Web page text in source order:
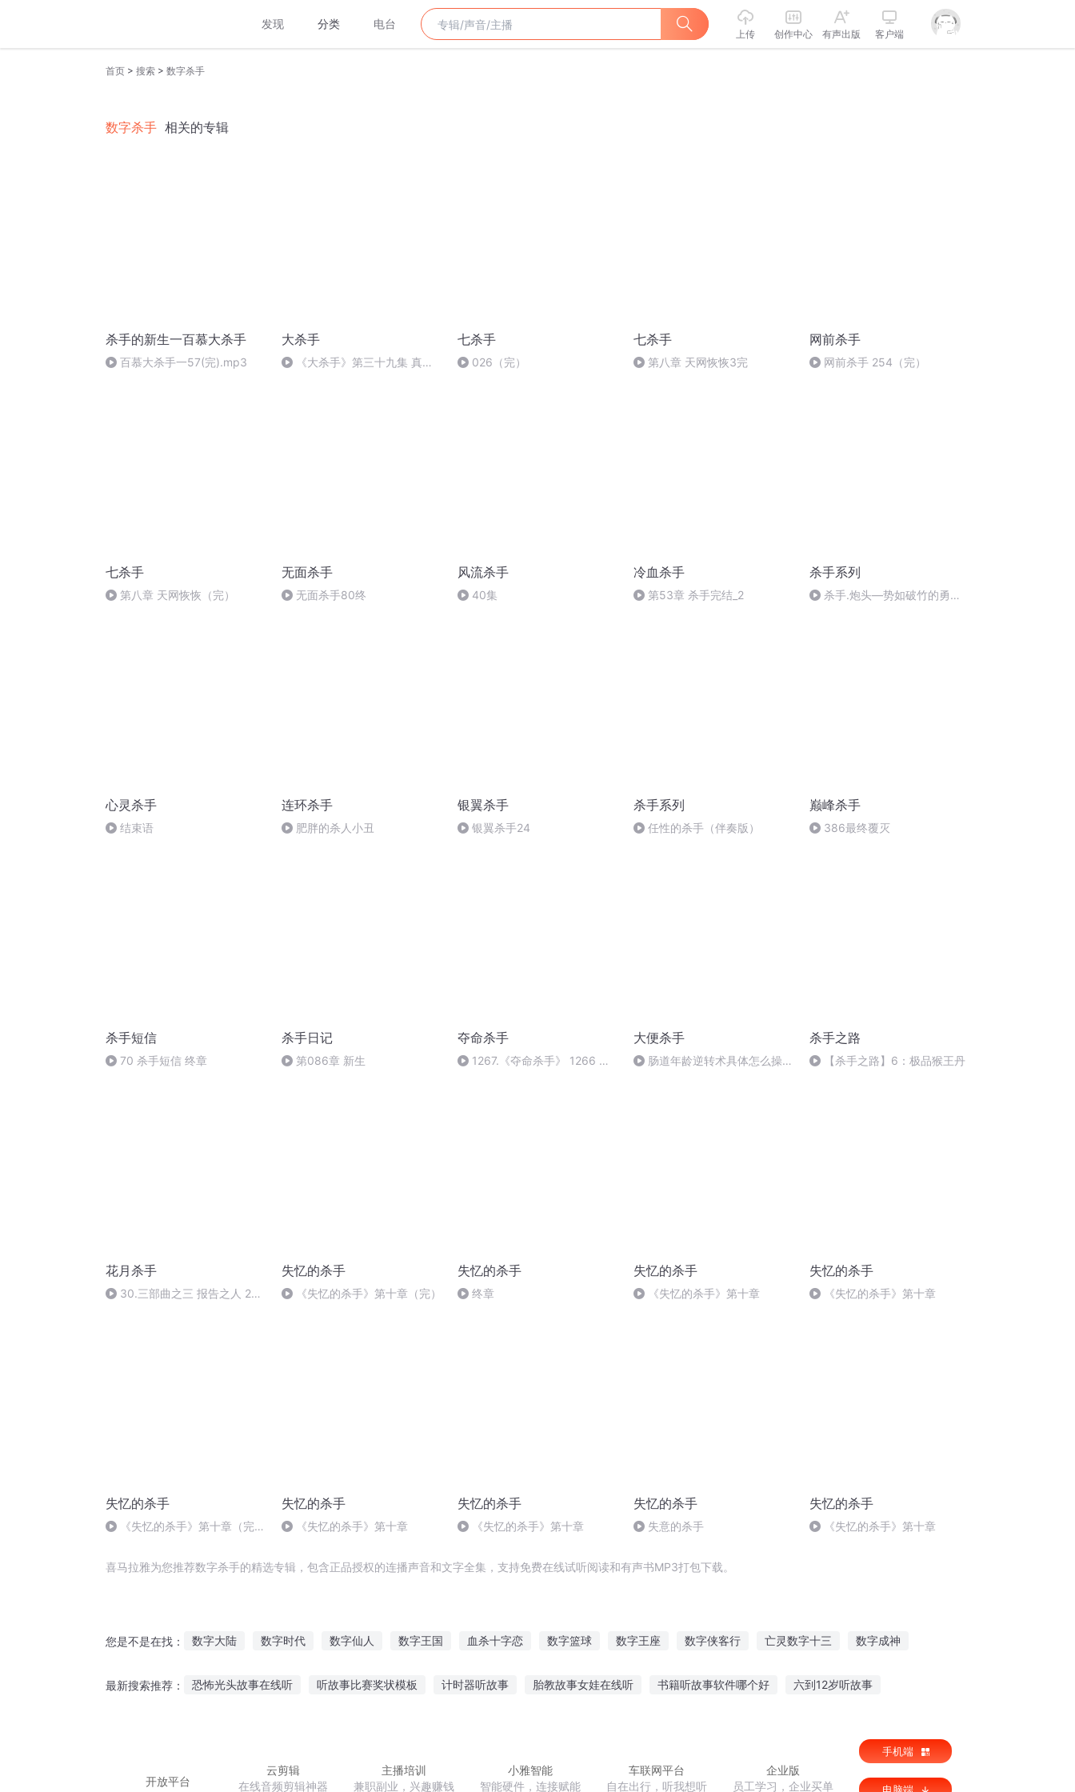
发现 分类 电台
上传 创作中心 有声出版 客户端
首页 > 搜索 > 数字杀手
数字杀手 相关的专辑
杀手的新生一百慕大杀手
百慕大杀手一57(完).mp3
大杀手
《大杀手》第三十九集 真相
七杀手
026（完）
七杀手
第八章 天网恢恢3完
网前杀手
网前杀手 254（完）
七杀手
第八章 天网恢恢（完）
无面杀手
无面杀手80终
风流杀手
40集
冷血杀手
第53章 杀手完结_2
杀手系列
杀手.炮头—势如破竹的勇气
心灵杀手
结束语
连环杀手
肥胖的杀人小丑
银翼杀手
银翼杀手24
杀手系列
任性的杀手（伴奏版）
巅峰杀手
386最终覆灭
杀手短信
70 杀手短信 终章
杀手日记
第086章 新生
夺命杀手
1267.《夺命杀手》 1266 红
大便杀手
肠道年龄逆转术具体怎么操
杀手之路
【杀手之路】6：极品猴王丹
花月杀手
30.三部曲之三 报告之人 26
失忆的杀手
《失忆的杀手》第十章（完）
失忆的杀手
终章
失忆的杀手
《失忆的杀手》第十章
失忆的杀手
《失忆的杀手》第十章
失忆的杀手
《失忆的杀手》第十章（完
失忆的杀手
《失忆的杀手》第十章
失忆的杀手
《失忆的杀手》第十章
失忆的杀手
失意的杀手
失忆的杀手
《失忆的杀手》第十章
喜马拉雅为您推荐数字杀手的精选专辑，包含正品授权的连播声音和文字全集，支持免费在线试听阅读和有声书MP3打包下载。
您是不是在找： 数字大陆 数字时代 数字仙人 数字王国 血杀十字恋 数字篮球 数字王座 数字侠客行 亡灵数字十三 数字成神
最新搜索推荐： 恐怖光头故事在线听 听故事比赛奖状模板 计时器听故事 胎教故事女娃在线听 书籍听故事软件哪个好 六到12岁听故事
开放平台
云剪辑
在线音频剪辑神器
主播培训
兼职副业，兴趣赚钱
小雅智能
智能硬件，连接赋能
车联网平台
自在出行，听我想听
企业版
员工学习，企业买单
手机端